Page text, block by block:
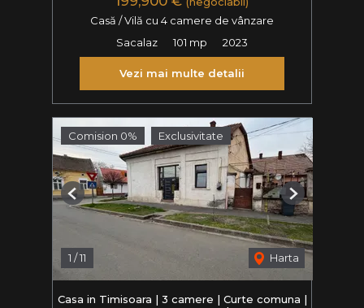
Casă / Vilă cu 4 camere de vânzare
Sacalaz
101 mp 2023
Vezi mai multe detalii
Comision 0% Exclusivitate
1 /11 Harta
Previous Next
Casa in Timisoara | 3 camere | Curte comuna |